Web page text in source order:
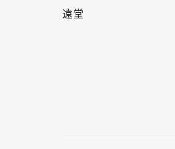
遠堂